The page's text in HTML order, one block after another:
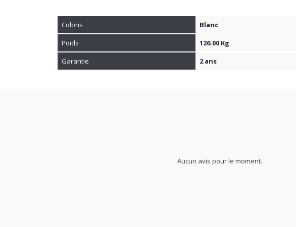
Coloris
Blanc
Poids
126.00 Kg
Garantie
2 ans
Aucun avis pour le moment.